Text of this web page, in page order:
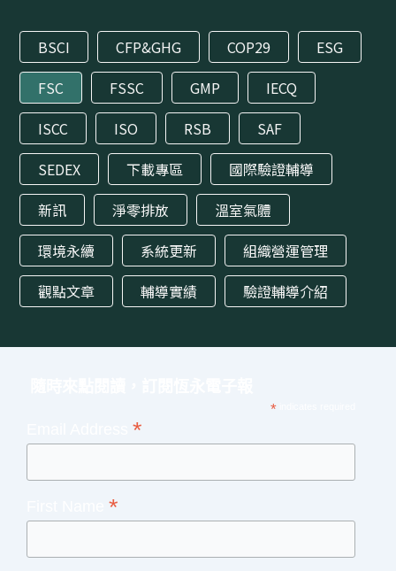
BSCI CFP&GHG COP29
ESG
FSC
FSSC GMP
IECQ
ISCC
ISO RSB
SAF
SEDEX
下載專區
國際驗證輔導
新訊
淨零排放
溫室氣體
環境永續
系統更新
組織營運管理
觀點文章
輔導實績 驗證輔導介紹
*
*
*